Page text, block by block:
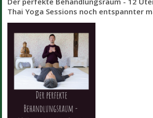
Thai Yoga Sessions noch entspannter